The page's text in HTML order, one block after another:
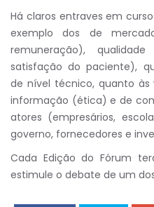
Há claros entraves em
exemplo dos de
remuneração),
satisfação do paciente),
de nível técnico, quanto às
informação (ética) e de
atores (empresários,
governo, fornecedores e
Cada Edição do Fórum
estimule o debate de um